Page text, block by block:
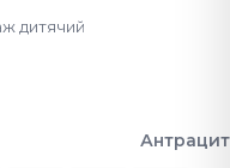
дитячий
ціна: 6
Антрацит